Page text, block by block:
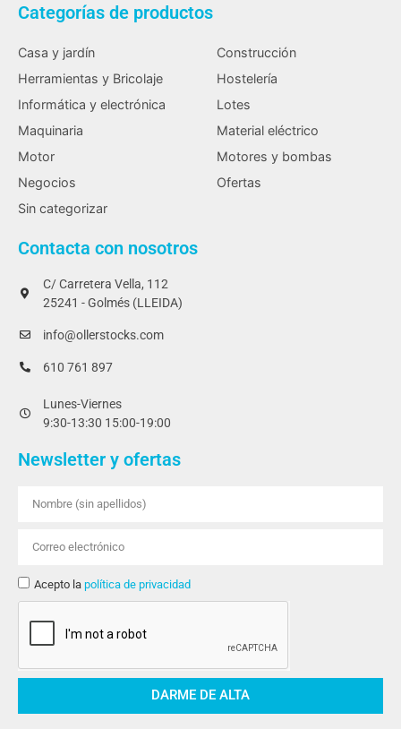
Categorías de productos
Casa y jardín
Construcción
Herramientas y Bricolaje
Hostelería
Informática y electrónica
Lotes
Maquinaria
Material eléctrico
Motor
Motores y bombas
Negocios
Ofertas
Sin categorizar
Contacta con nosotros
C/ Carretera Vella, 112
25241 - Golmés (LLEIDA)
info@ollerstocks.com
610 761 897
Lunes-Viernes
9:30-13:30 15:00-19:00
Newsletter y ofertas
Acepto la política de privacidad
DARME DE ALTA